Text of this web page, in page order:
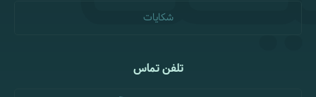
شکایات
تلفن تماس